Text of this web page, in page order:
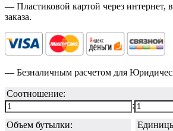
— Пластиковой картой через интернет,
заказа.
— Безналичным расчетом для
Соотношение:
:
Объем бутылки: